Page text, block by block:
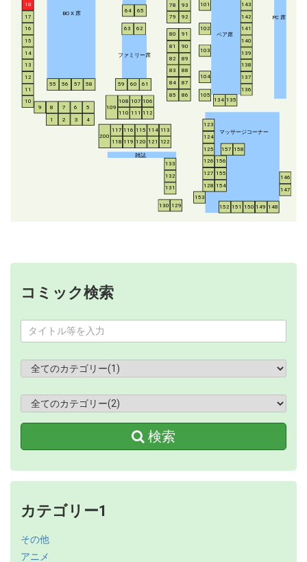
BO X 席
ファミリー席
ペア席
PC 席
マッサージコーナー
雑誌
1 2 3 4
5
6
7
8
9
10
11
12
13
14
15
16
17
18
55 56 57 58 59 60 61
62
63
64 65
78
79
80
81
82
83
84
85 86
87
88
89
90
91
92
93 101
102
103
104
105
106
107
108
109
110 111 112
113
114
115
116
117
118 119 120 121 122
123
124
125
126
127
128
129
130
131
132
133
134 135
136
137
138
139
140
141
142
143
146
147
148
149
150
151
152
153
154
155
156
157 158
200
コミック検索
検索
カテゴリー1
その他
アニメ